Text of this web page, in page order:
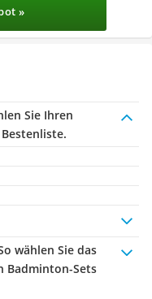
»
Sie Ihren
wählen Sie das
Badminton-Sets